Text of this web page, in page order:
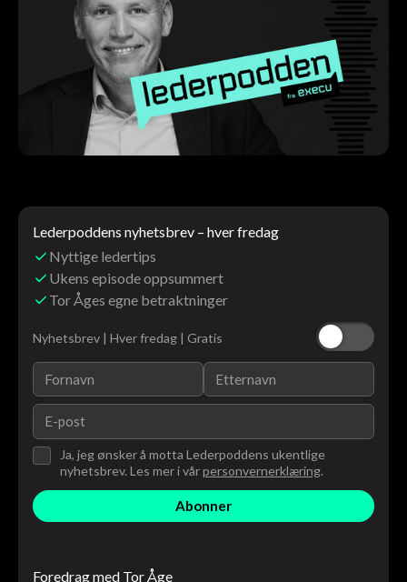
Lederpoddens nyhetsbrev – hver fredag
Nyttige ledertips
Ukens episode oppsummert
Tor Åges egne betraktninger
Nyhetsbrev | Hver fredag | Gratis
Ja, jeg ønsker å motta Lederpoddens ukentlige
nyhetsbrev. Les mer i vårpersonvernerklæring.
Foredrag med Tor Åge